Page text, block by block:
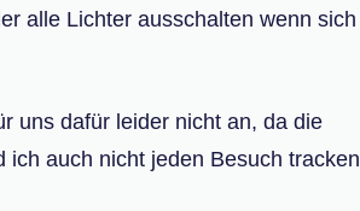
alle Lichter ausschalten wenn sich
uns dafür leider nicht an, da die
auch nicht jeden Besuch tracken